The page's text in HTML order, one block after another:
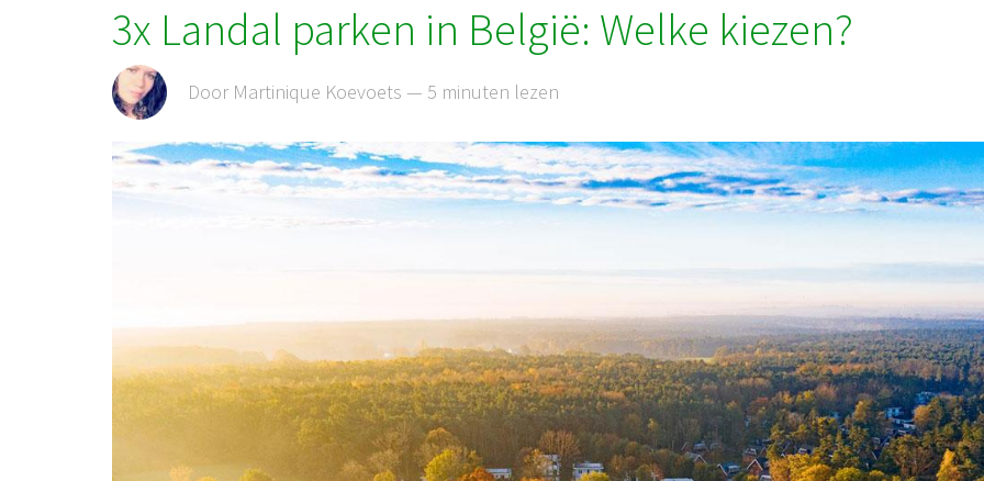
3x Landal parken in België: Welke kiezen?
Door Martinique Koevoets — 5 minuten lezen